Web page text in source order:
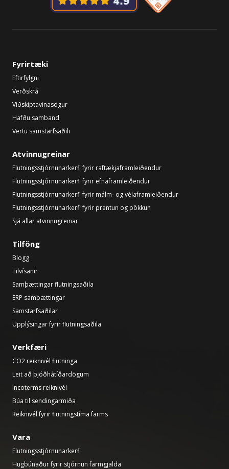
Fyrirtæki
Eftirfylgni
Verðskrá
Viðskiptavinasögur
Hafðu samband
Vertu samstarfsaðili
Atvinnugreinar
Flutningsstjórnunarkerfi fyrir raftækjaframleiðendur
Flutningsstjórnunarkerfi fyrir efnaframleiðendur
Flutningsstjórnunarkerfi fyrir málm- og vélaframleiðendur
Flutningsstjórnunarkerfi fyrir prentun og pökkun
Sjá allar atvinnugreinar
Tilföng
Blogg
Tilvísanir
Samþættingar flutningsaðila
ERP samþættingar
Samstarfsaðilar
Upplýsingar fyrir flutningsaðila
Verkfæri
CO2 reiknivél flutninga
Leit að þjóðhátíðardögum
Incoterms reiknivél
Búa til sendingarmiða
Reiknivél fyrir flutningstíma farms
Vara
Flutningsstjórnunarkerfi
Hugbúnaður fyrir stjórnun farmgjalda